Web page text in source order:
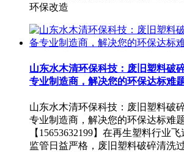
环保改造
山东水木清环保科技：废旧塑料破
专业制造商，解决您的环保达标难
山东水木清环保科技：废旧塑料破
专业制造商，解决您的环保达标难
【15653632199】在再生塑料行业
监管日益严格，废旧塑料破碎清洗